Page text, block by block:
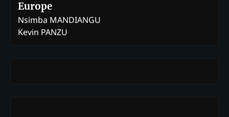
Europe
Nsimba MANDIANGU
Kevin PANZU